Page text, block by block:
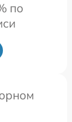
по